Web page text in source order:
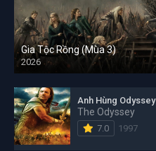
Gia Tộc Rồng (Mùa 3)
2026
Anh Hùng Odyssey
The Odyssey
7.0 1997